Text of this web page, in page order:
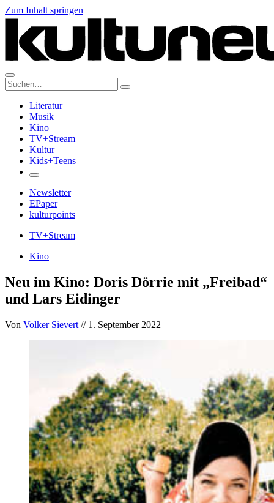
Zum Inhalt springen
Suche:
Literatur
Musik
Kino
TV+Stream
Kultur
Kids+Teens
Newsletter
EPaper
kulturpoints
TV+Stream
Kino
Neu im Kino: Doris Dörrie mit „Freibad“
und Lars Eidinger
Von Volker Sievert // 1. September 2022